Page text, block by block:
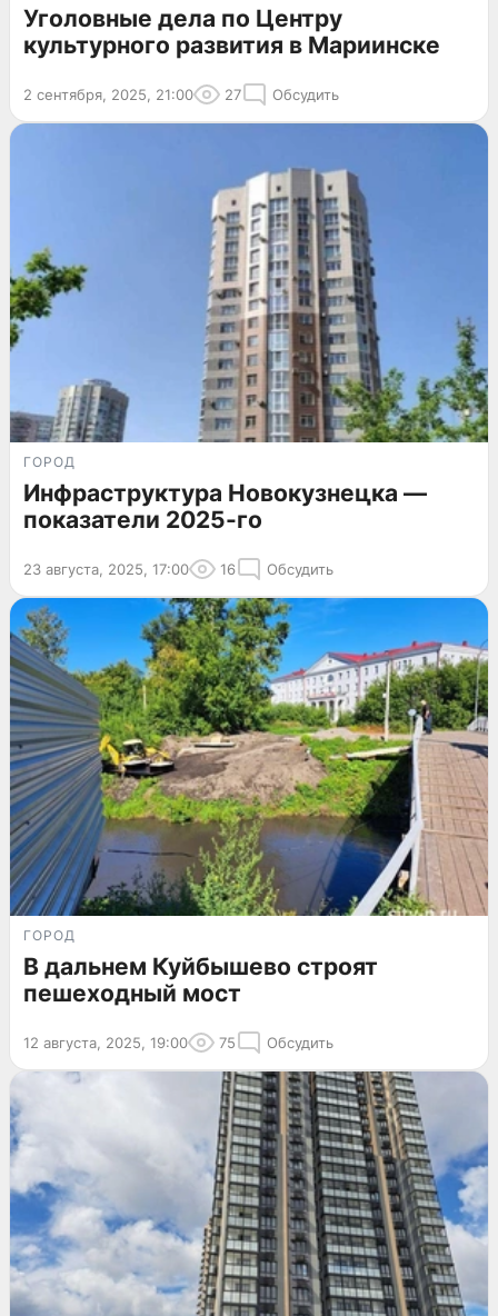
Уголовные дела по Центру
культурного развития в Мариинске
2 сентября, 2025, 21:00 27 Обсудить
ГОРОД
Инфраструктура Новокузнецка —
показатели 2025-го
23 августа, 2025, 17:00 16 Обсудить
ГОРОД
В дальнем Куйбышево строят
пешеходный мост
12 августа, 2025, 19:00 75 Обсудить